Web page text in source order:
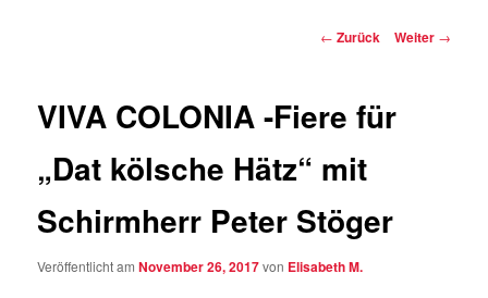
Beitragsnavigation
← Zurück Weiter →
VIVA COLONIA -Fiere für
„Dat kölsche Hätz“ mit
Schirmherr Peter Stöger
Veröffentlicht amNovember 26, 2017von Elisabeth M.